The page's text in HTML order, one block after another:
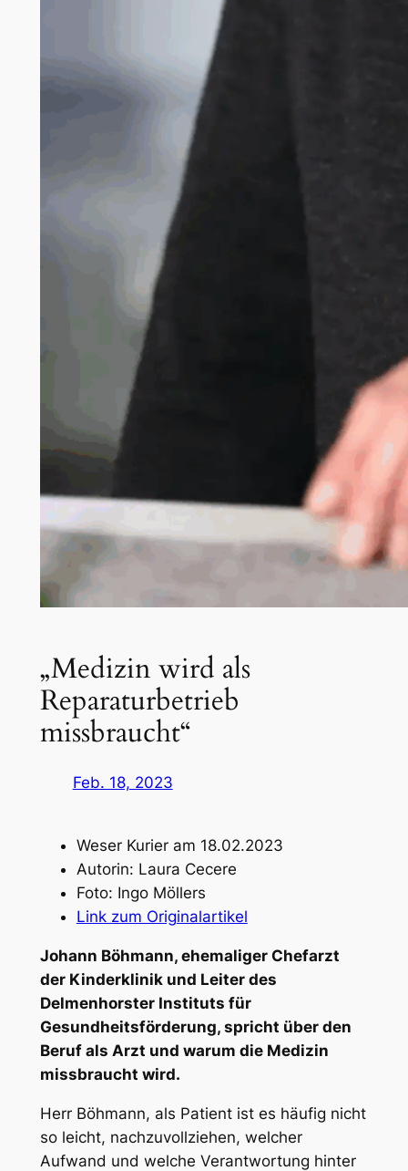
„Medizin wird als
Reparaturbetrieb
missbraucht“
Feb. 18, 2023
Weser Kurier am 18.02.2023
Autorin: Laura Cecere
Foto: Ingo Möllers
Link zum Originalartikel
Johann Böhmann, ehemaliger Chefarzt
der Kinderklinik und Leiter des
Delmenhorster Instituts für
Gesundheitsförderung, spricht über den
Beruf als Arzt und warum die Medizin
missbraucht wird.
Herr Böhmann, als Patient ist es häufig nicht
so leicht, nachzuvollziehen, welcher
Aufwand und welche Verantwortung hinter